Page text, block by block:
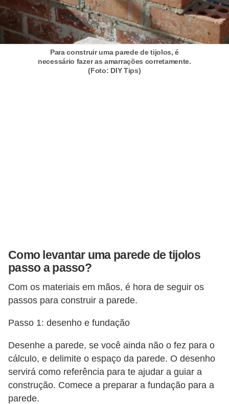
Para construir uma parede de tijolos, é
necessário fazer as amarrações corretamente.
(Foto: DIY Tips)
Como levantar uma parede de tijolos
passo a passo?
Com os materiais em mãos, é hora de seguir os
passos para construir a parede.
Passo 1: desenho e fundação
Desenhe a parede, se você ainda não o fez para o
cálculo, e delimite o espaço da parede. O desenho
servirá como referência para te ajudar a guiar a
construção. Comece a preparar a fundação para a
parede.